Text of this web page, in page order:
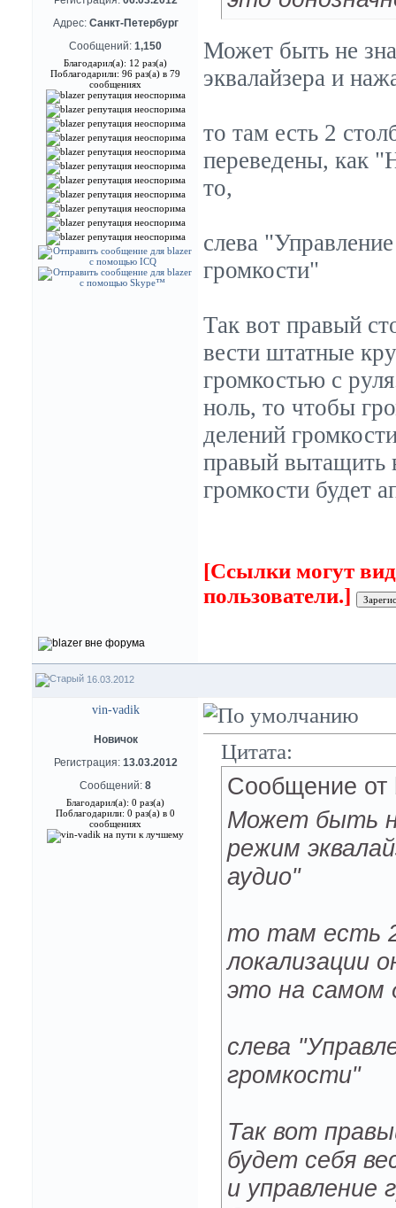
Адрес: Санкт-Петербург
Сообщений: 1,150
Благодарил(а): 12 раз(а)
Поблагодарили: 96 раз(а) в 79
сообщениях
Может быть не
эквалайзера и
то там есть 2
переведены, как
то,
слева
громкости"
Так вот правый
вести штатные
громкостью с
ноль, то чтобы
делений
правый вытащить
громкости будет
[Ссылки могут
пользователи.]
16.03.2012
vin-vadik
Новичок
Регистрация: 13.03.2012
Сообщений: 8
Благодарил(а): 0 раз(а)
Поблагодарили: 0 раз(а) в 0
сообщениях
Цитата:
Сообщение от
Может быть
режим
аудио"
то там есть
локализации
это на самом
слева
громкости"
Так вот
будет себя
и управление